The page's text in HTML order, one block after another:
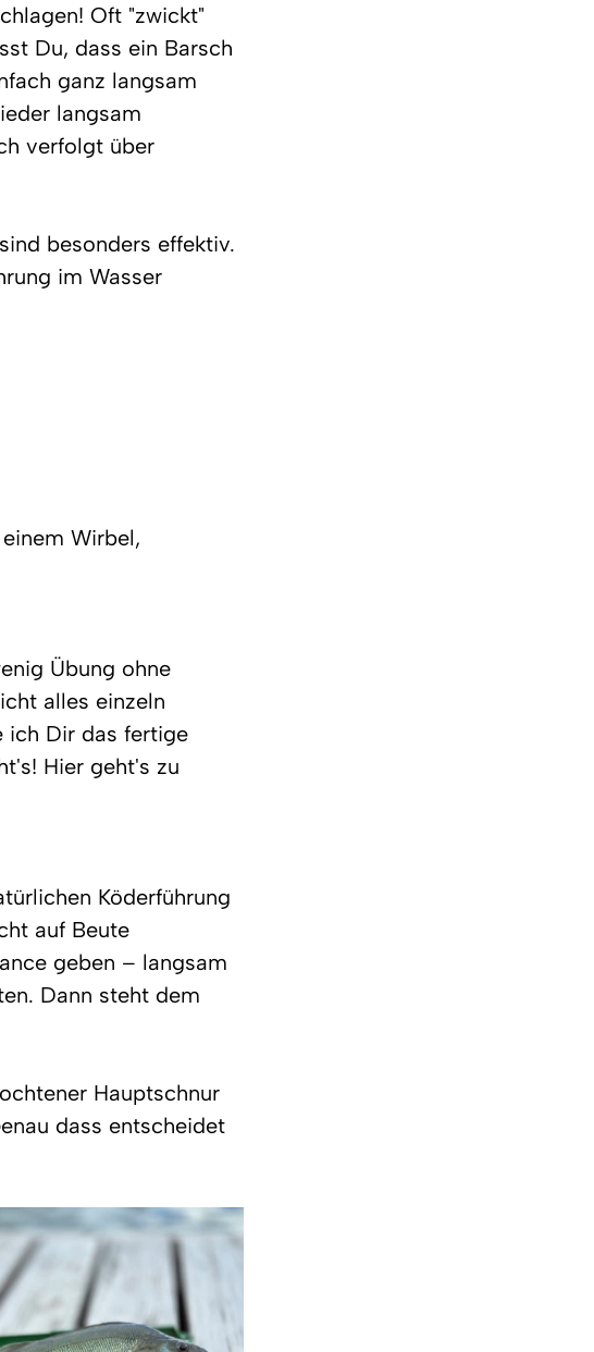
Oft "zwickt"
Du, dass ein Barsch
ganz langsam
langsam
verfolgt über
besonders effektiv.
im Wasser
Wirbel,
Übung ohne
alles einzeln
ich Dir das fertige
Hier geht's zu
Köderführung
auf Beute
geben – langsam
Dann steht dem
Hauptschnur
dass entscheidet